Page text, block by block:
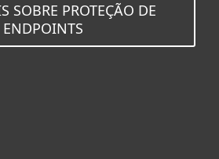
SOBRE PROTEÇÃO DE
ENDPOINTS